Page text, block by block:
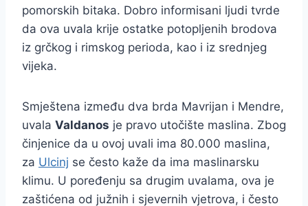
pomorskih bitaka. Dobro informisani ljudi tvrde
da ova uvala krije ostatke potopljenih brodova
iz grčkog i rimskog perioda, kao i iz srednjeg
vijeka.
Smještena između dva brda Mavrijan i Mendre,
uvala Valdanos je pravo utočište maslina. Zbog
činjenice da u ovoj uvali ima 80.000 maslina,
za Ulcinj se često kaže da ima maslinarsku
klimu. U poređenju sa drugim uvalama, ova je
zaštićena od južnih i sjevernih vjetrova, i često